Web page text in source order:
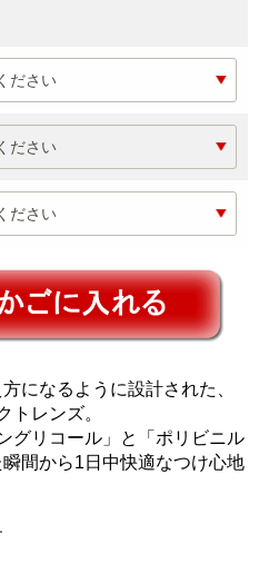
になるように設計された、
トレンズ。
グリコール」と「ポリビニル
間から1日中快適なつけ心地